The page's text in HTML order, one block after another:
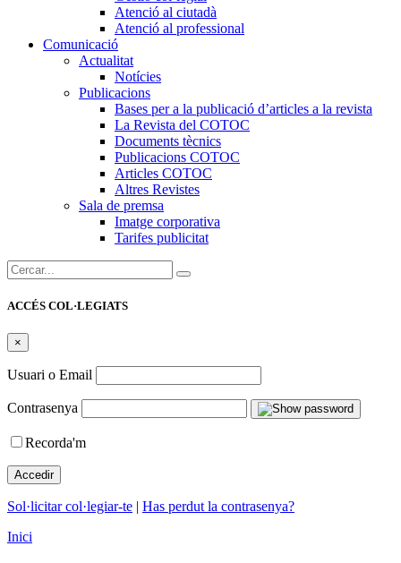
Atenció al ciutadà
Atenció al professional
Comunicació
Actualitat
Notícies
Publicacions
Bases per a la publicació d’articles a la revista
La Revista del COTOC
Documents tècnics
Publicacions COTOC
Articles COTOC
Altres Revistes
Sala de premsa
Imatge corporativa
Tarifes publicitat
Cercar:
ACCÉS COL·LEGIATS
×
Usuari o Email
Contrasenya
Recorda'm
Sol·licitar col·legiar-te | Has perdut la contrasenya?
Inici